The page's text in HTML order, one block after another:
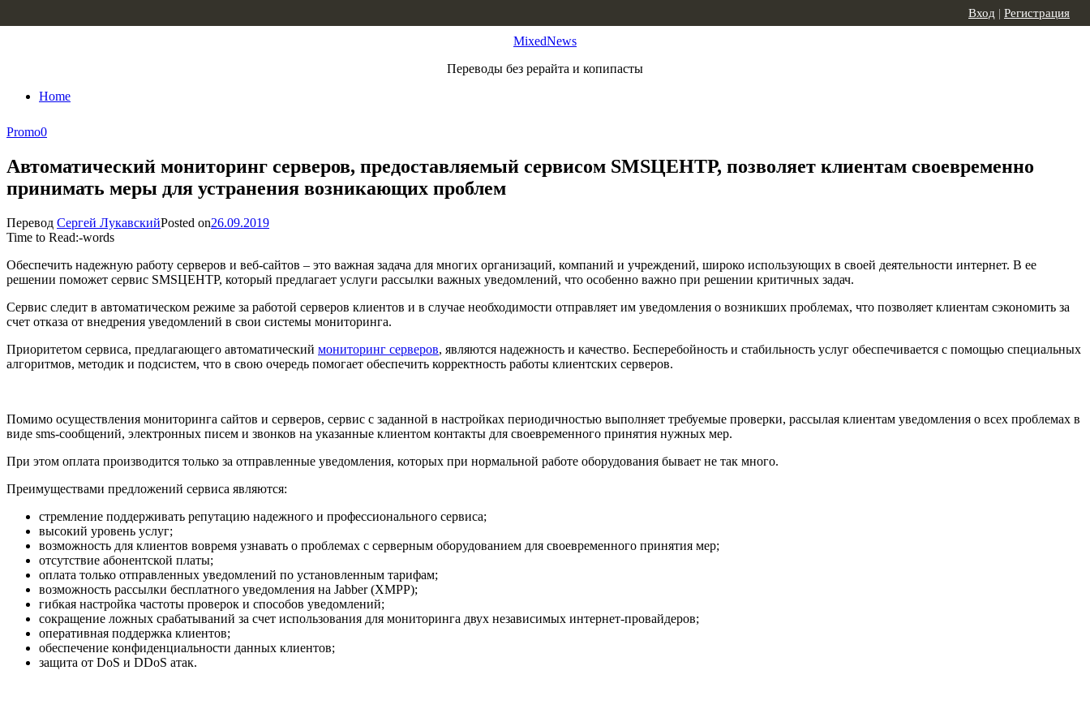
MixedNews
Переводы без рерайта и копипасты
Home
Вход | Регистрация
Promo0
Автоматический мониторинг серверов, предоставляемый сервисом SMSЦЕНТР, позволяет клиентам своевременно
принимать меры для устранения возникающих проблем
Перевод Сергей ЛукавскийPosted on26.09.2019
Time to Read:-words
Обеспечить надежную работу серверов и веб-сайтов – это важная задача для многих организаций, компаний и учреждений, широко использующих в своей деятельности интернет. В ее
решении поможет сервис SMSЦЕНТР, который предлагает услуги рассылки важных уведомлений, что особенно важно при решении критичных задач.
Сервис следит в автоматическом режиме за работой серверов клиентов и в случае необходимости отправляет им уведомления о возникших проблемах, что позволяет клиентам сэкономить за
счет отказа от внедрения уведомлений в свои системы мониторинга.
Приоритетом сервиса, предлагающего автоматический мониторинг серверов, являются надежность и качество. Бесперебойность и стабильность услуг обеспечивается с помощью специальных
алгоритмов, методик и подсистем, что в свою очередь помогает обеспечить корректность работы клиентских серверов.
Помимо осуществления мониторинга сайтов и серверов, сервис с заданной в настройках периодичностью выполняет требуемые проверки, рассылая клиентам уведомления о всех проблемах в
виде sms-сообщений, электронных писем и звонков на указанные клиентом контакты для своевременного принятия нужных мер.
При этом оплата производится только за отправленные уведомления, которых при нормальной работе оборудования бывает не так много.
Преимуществами предложений сервиса являются:
стремление поддерживать репутацию надежного и профессионального сервиса;
высокий уровень услуг;
возможность для клиентов вовремя узнавать о проблемах с серверным оборудованием для своевременного принятия мер;
отсутствие абонентской платы;
оплата только отправленных уведомлений по установленным тарифам;
возможность рассылки бесплатного уведомления на Jabber (XMPP);
гибкая настройка частоты проверок и способов уведомлений;
сокращение ложных срабатываний за счет использования для мониторинга двух независимых интернет-провайдеров;
оперативная поддержка клиентов;
обеспечение конфиденциальности данных клиентов;
защита от DoS и DDoS атак.